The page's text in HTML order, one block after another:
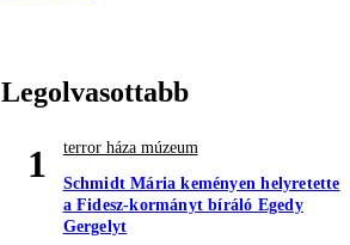
Legolvasottabb
1
terror háza múzeum
Schmidt Mária keményen helyretette
a Fidesz-kormányt bíráló Egedy
Gergelyt